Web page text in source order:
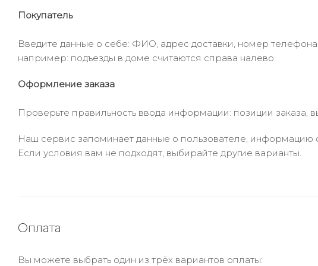
Покупатель
Введите данные о себе: ФИО, адрес доставки, номер
например: подъезды в доме считаются справа налево.
Оформление заказа
Проверьте правильность ввода информации: позиции
Наш сервис запоминает данные о пользователе, информацию
Если условия вам не подходят, выбирайте другие варианты.
Оплата
Вы можете выбрать один из трёх вариантов оплаты: